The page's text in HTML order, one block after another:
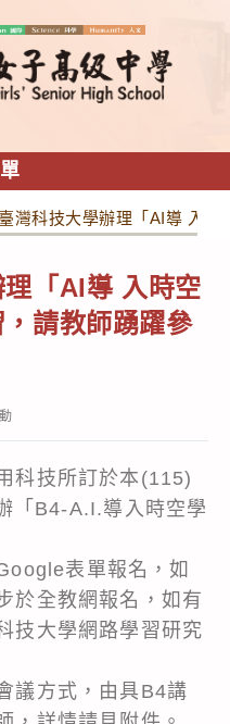
灣科技大學辦理「AI導 入
「AI導 入時空
請教師踴躍參
科技所訂於本(115)
「B4-A.I.導入時空學
表單報名，如
於全教網報名，如有
技大學網路學習研究
議方式，由具B4講